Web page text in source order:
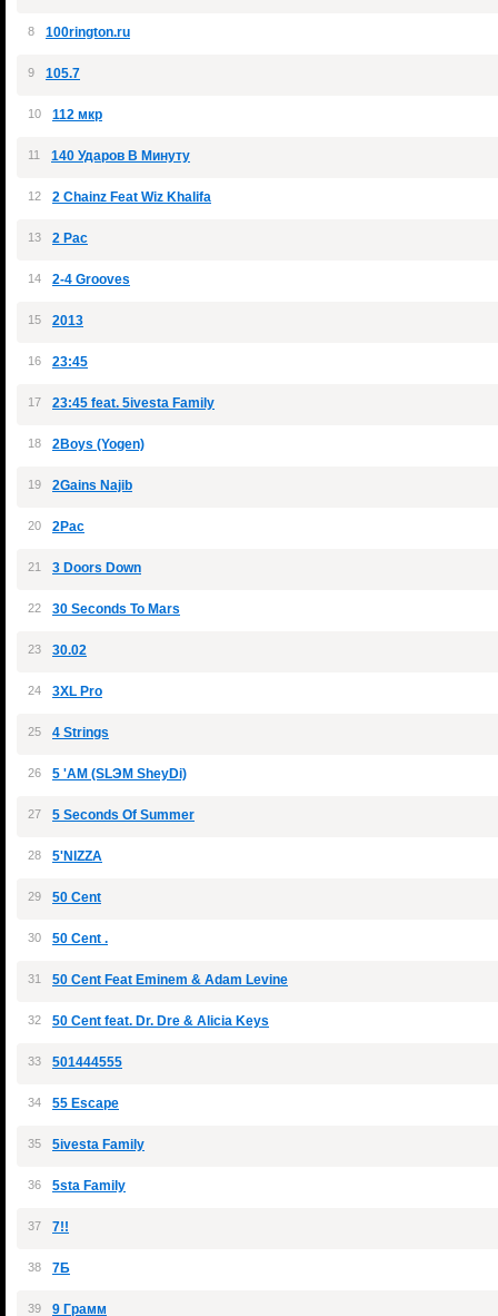
8 100rington.ru
9 105.7
10 112 мкр
11 140 Ударов В Минуту
12 2 Chainz Feat Wiz Khalifa
13 2 Pac
14 2-4 Grooves
15 2013
16 23:45
17 23:45 feat. 5ivesta Family
18 2Boys (Yogen)
19 2Gains Najib
20 2Pac
21 3 Doors Down
22 30 Seconds To Mars
23 30.02
24 3XL Pro
25 4 Strings
26 5 'AM (SLЭM SheyDi)
27 5 Seconds Of Summer
28 5'NIZZA
29 50 Cent
30 50 Cent .
31 50 Cent Feat Eminem & Adam Levine
32 50 Cent feat. Dr. Dre & Alicia Keys
33 501444555
34 55 Escape
35 5ivesta Family
36 5sta Family
37 7!!
38 7Б
39 9 Грамм